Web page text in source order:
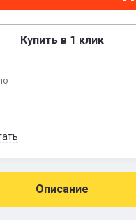
Купить в 1 клик
Описание